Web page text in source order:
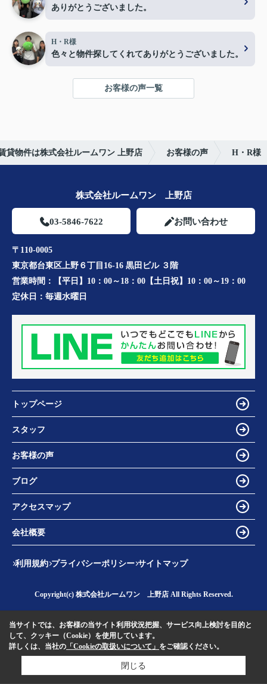
ありがとうございました。
H・R様
色々と物件探してくれてありがとうございました。
お客様の声一覧
貸物件は株式会社ルームワン 上野店 お客様の声 H・R様
株式会社ルームワン 上野店
03-5846-7622 お問い合わせ
〒110-0005
東京都台東区上野６丁目16-16 黒田ビル ３階
営業時間：
【平日】10：00～18：00【土日祝】10：00～19：00
定休日： 毎週水曜日
トップページ
スタッフ
お客様の声
ブログ
アクセスマップ
会社概要
利用規約 プライバシーポリシー サイトマップ
Copyright(c) 株式会社ルームワン 上野店 All Rights Reserved.
当サイトでは、お客様の当サイト利用状況把握、サービス向上検討を目的と
して、クッキー（Cookie）を使用しています。
詳しくは、当社の 「Cookieの取扱いについて」 をご確認ください。
閉じる